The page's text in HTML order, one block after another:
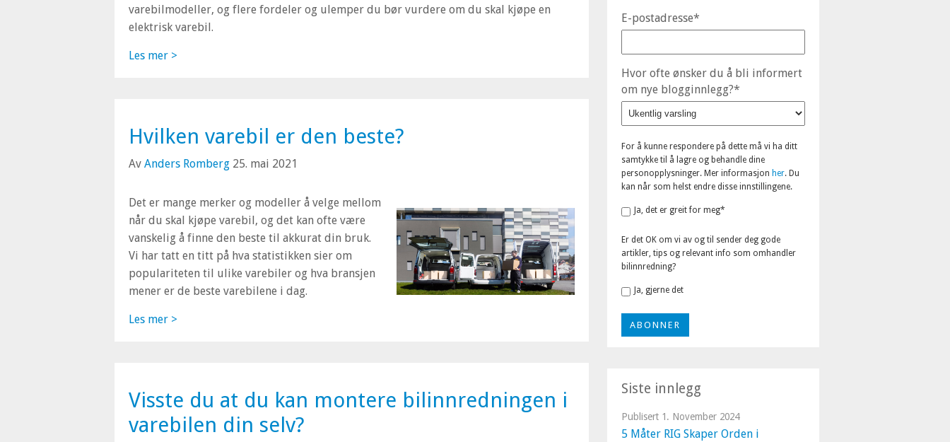
varebilmodeller, og flere fordeler og ulemper du bør vurdere om du skal kjøpe en
elektrisk varebil.
Les mer >
Hvilken varebil er den beste?
Av Anders Romberg 25. mai 2021
Det er mange merker og modeller å velge mellom
når du skal kjøpe varebil, og det kan ofte være
vanskelig å finne den beste til akkurat din bruk.
Vi har tatt en titt på hva statistikken sier om
populariteten til ulike varebiler og hva bransjen
mener er de beste varebilene i dag.
Les mer >
Visste du at du kan montere bilinnredningen i
varebilen din selv?
E-postadresse*
Hvor ofte ønsker du å bli informert
om nye blogginnlegg?*
For å kunne respondere på dette må vi ha ditt
samtykke til å lagre og behandle dine
personopplysninger. Mer informasjon her. Du
kan når som helst endre disse innstillingene.
Ja, det er greit for meg*
Er det OK om vi av og til sender deg gode
artikler, tips og relevant info som omhandler
bilinnredning?
Ja, gjerne det
Siste innlegg
5 Måter RIG Skaper Orden i
Publisert 1. November 2024